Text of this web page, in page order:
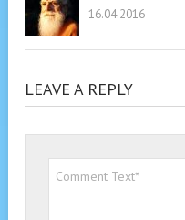
16.04.2016
LEAVE A REPLY